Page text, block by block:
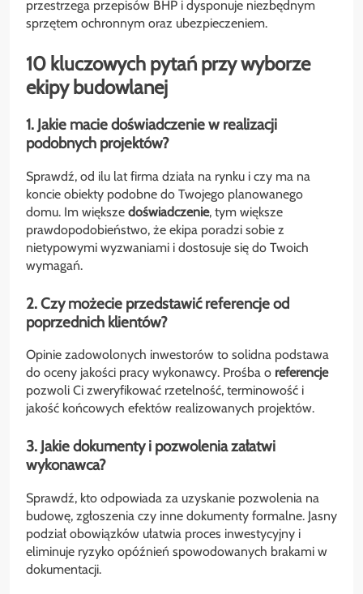
przestrzega przepisów BHP i dysponuje niezbędnym
sprzętem ochronnym oraz ubezpieczeniem.
10 kluczowych pytań przy wyborze
ekipy budowlanej
1. Jakie macie doświadczenie w realizacji
podobnych projektów?
Sprawdź, od ilu lat firma działa na rynku i czy ma na
koncie obiekty podobne do Twojego planowanego
domu. Im większe doświadczenie, tym większe
prawdopodobieństwo, że ekipa poradzi sobie z
nietypowymi wyzwaniami i dostosuje się do Twoich
wymagań.
2. Czy możecie przedstawić referencje od
poprzednich klientów?
Opinie zadowolonych inwestorów to solidna podstawa
do oceny jakości pracy wykonawcy. Prośba o referencje
pozwoli Ci zweryfikować rzetelność, terminowość i
jakość końcowych efektów realizowanych projektów.
3. Jakie dokumenty i pozwolenia załatwi
wykonawca?
Sprawdź, kto odpowiada za uzyskanie pozwolenia na
budowę, zgłoszenia czy inne dokumenty formalne. Jasny
podział obowiązków ułatwia proces inwestycyjny i
eliminuje ryzyko opóźnień spowodowanych brakami w
dokumentacji.